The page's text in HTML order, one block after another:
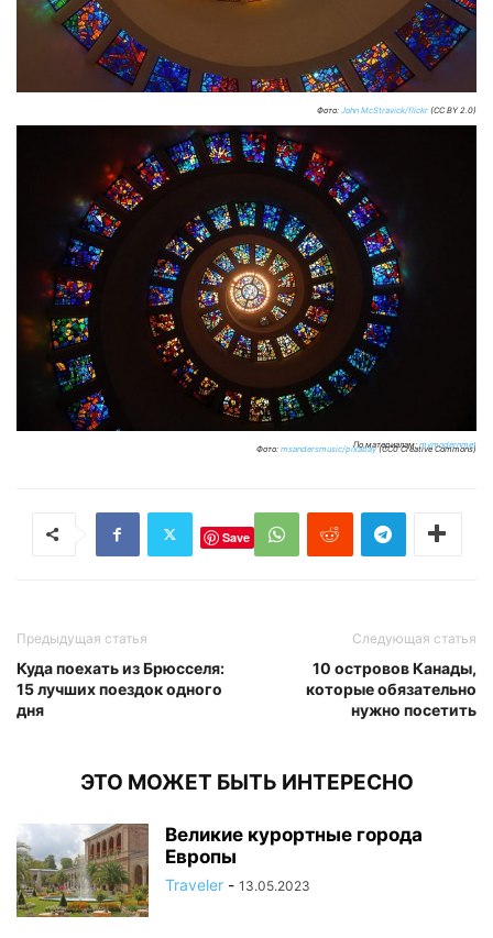
Фото: John McStravick/flickr (CC BY 2.0)
Фото: msandersmusic/pixabay(CC0 Creative Commons)
По материалам: mymodernmet
Save
Предыдущая статья
Куда поехать из Брюсселя:
15 лучших поездок одного
дня
Следующая статья
10 островов Канады,
которые обязательно
нужно посетить
ЭТО МОЖЕТ БЫТЬ ИНТЕРЕСНО
Великие курортные города
Европы
Traveler - 13.05.2023